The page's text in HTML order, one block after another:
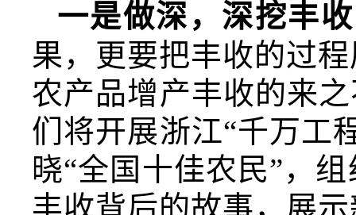
一是做深，深挖丰
果，更要把丰收的过
农产品增产丰收的来
们将开展浙江“千万工
晓“全国十佳农民”，
丰收背后的故事，展